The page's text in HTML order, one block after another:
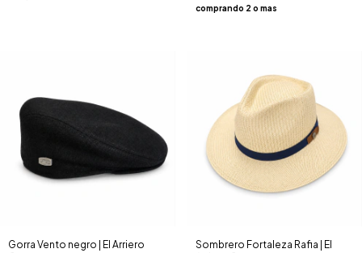
Gorra Vento negro | El Arriero
Sombrero Fortaleza Rafia | El